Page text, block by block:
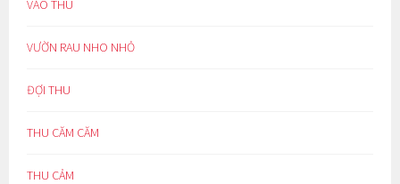
VÀO THU
VƯỜN RAU NHO NHỎ
ĐỢI THU
THU CĂM CĂM
THU CẢM